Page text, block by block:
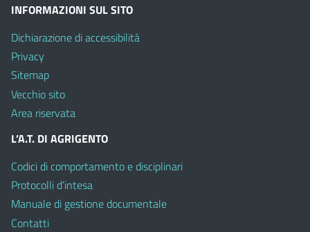
INFORMAZIONI SUL SITO
Dichiarazione di accessibilità
Privacy
Sitemap
Vecchio sito
Area riservata
L’A.T. DI AGRIGENTO
Codici di comportamento e disciplinari
Protocolli d’intesa
Manuale di gestione documentale
Contatti